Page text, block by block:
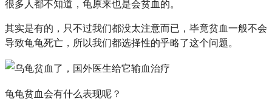
很多人都不知道，龟原来也是会贫血的。
其实是有的，只不过我们都没太注意而已，毕竟贫血一般不会
导致龟龟死亡，所以我们都选择性的乎略了这个问题。
龟龟贫血会有什么表现呢？